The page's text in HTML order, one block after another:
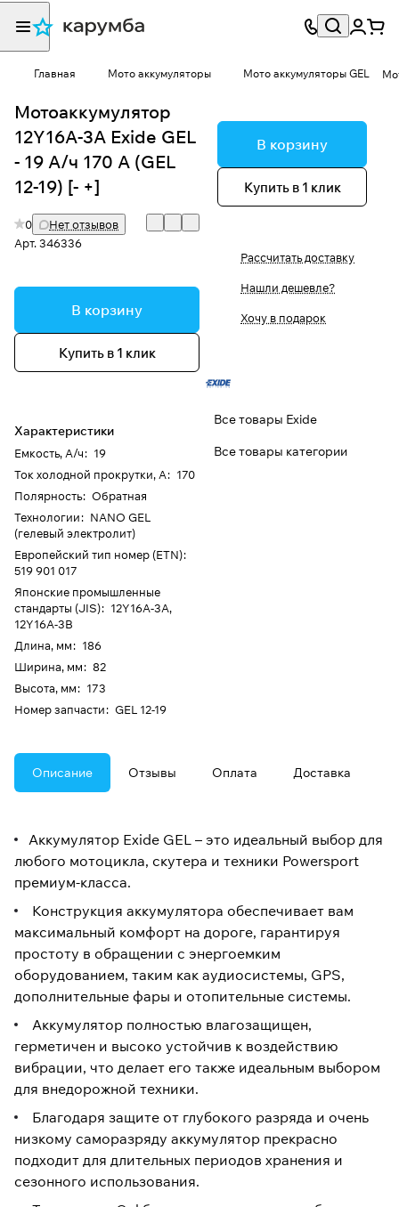
Главная Мото аккумуляторы Мото аккумуляторы GEL
Мотоаккумулятор
12Y16A-3A Exide GEL
- 19 А/ч 170 А (GEL
12-19) [- +]
0
Нет отзывов
Арт.346336
В корзину
Купить в 1 клик
Характеристики
Емкость, А/ч: 19
Ток холодной прокрутки, А: 170
Полярность: Обратная
Технологии: NANO GEL
(гелевый электролит)
Европейский тип номер (ETN):
519 901 017
Японские промышленные
стандарты (JIS): 12Y16A-3A,
12Y16A-3B
Длина, мм: 186
Ширина, мм: 82
Высота, мм: 173
Номер запчасти: GEL 12-19
В корзину
Купить в 1 клик
Рассчитать доставку
Нашли дешевле?
Хочу в подарок
Все товары Exide
Все товары категории
Описание Отзывы Оплата Доставка
Аккумулятор Exide GEL – это идеальный выбор для
любого мотоцикла, скутера и техники Powersport
премиум-класса.
Конструкция аккумулятора обеспечивает вам
максимальный комфорт на дороге, гарантируя
простоту в обращении с энергоемким
оборудованием, таким как аудиосистемы, GPS,
дополнительные фары и отопительные системы.
Аккумулятор полностью влагозащищен,
герметичен и высоко устойчив к воздействию
вибрации, что делает его также идеальным выбором
для внедорожной техники.
Благодаря защите от глубокого разряда и очень
низкому саморазряду аккумулятор прекрасно
подходит для длительных периодов хранения и
сезонного использования.